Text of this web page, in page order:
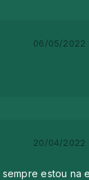
06/05/2022
20/04/2022
estou na